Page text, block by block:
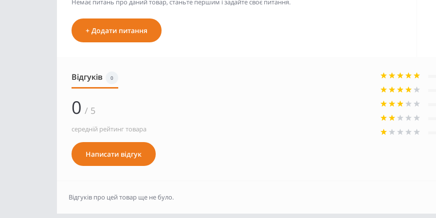
Немає питань про даний товар, станьте першим і задайте своє питання.
+ Додати питання
Відгуків 0
0 / 5
середній рейтинг товара
Написати відгук
Відгуків про цей товар ще не було.